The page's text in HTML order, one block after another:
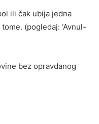
ili čak ubija jedna
(pogledaj: ‘Avnul-
bez opravdanog